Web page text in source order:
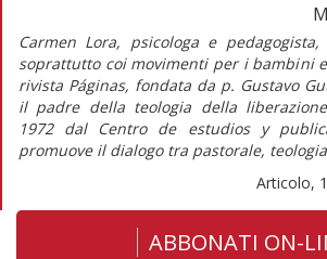
Carmen Lora, psicologa e
soprattutto coi movimenti per i bambini
rivista Páginas, fondata da p. Gustavo
il padre della teologia della
1972 dal Centro de estudios y
promuove il dialogo tra pastorale,
Articolo,
ABBONATI ON-